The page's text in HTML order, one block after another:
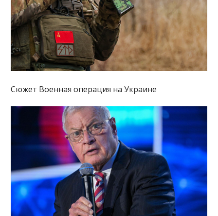
Сюжет Военная операция на Украине